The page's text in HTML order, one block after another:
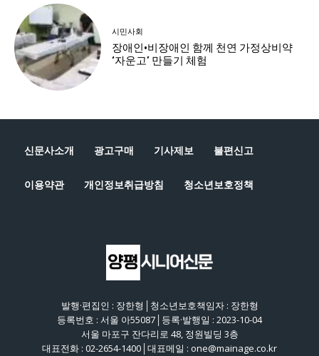
신문사소개 광고구매 기사제보 불편신고
이용약관 개인정보취급방침 청소년보호정책
발행·편집인 : 장한형│청소년보호책임자 : 장한형
등록번호 : 서울 아55087│등록·발행일 : 2023-10-04
서울 마포구 잔다리로 48, 정원빌딩 3층
대표전화 : 02-2654-1400│대표메일 : one@mainage.co.kr